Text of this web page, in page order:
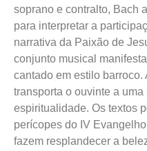
soprano e contralto, Bach
para interpretar a
narrativa da Paixão de
conjunto musical
cantado em estilo
transporta o ouvinte a
espiritualidade. Os textos
perícopes do IV
fazem resplandecer a